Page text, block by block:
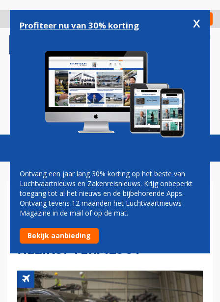
gaan
Check in
Magazine Podcasts Vacatures
VLIEGTUIGONGELUK
WASHINGTON LIJKT
VERGISSING
HELIKOPTERPILOOT
Profiteer nu van 30% korting x
Ontvang een jaar lang 30% korting op het beste van
Luchtvaartnieuws en Zakenreisnieuws. Krijg onbeperkt
toegang tot al het nieuws en de bijbehorende Apps.
Ontvang tevens 12 maanden het Luchtvaartnieuws
Magazine in de mail of op de mat.
Bekijk aanbieding